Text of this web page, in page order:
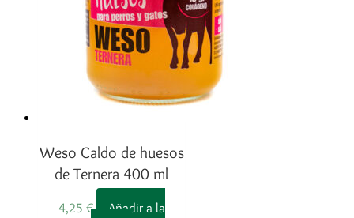
Weso Caldo de huesos
de Ternera 400 ml
4,25 €
Añadir a la